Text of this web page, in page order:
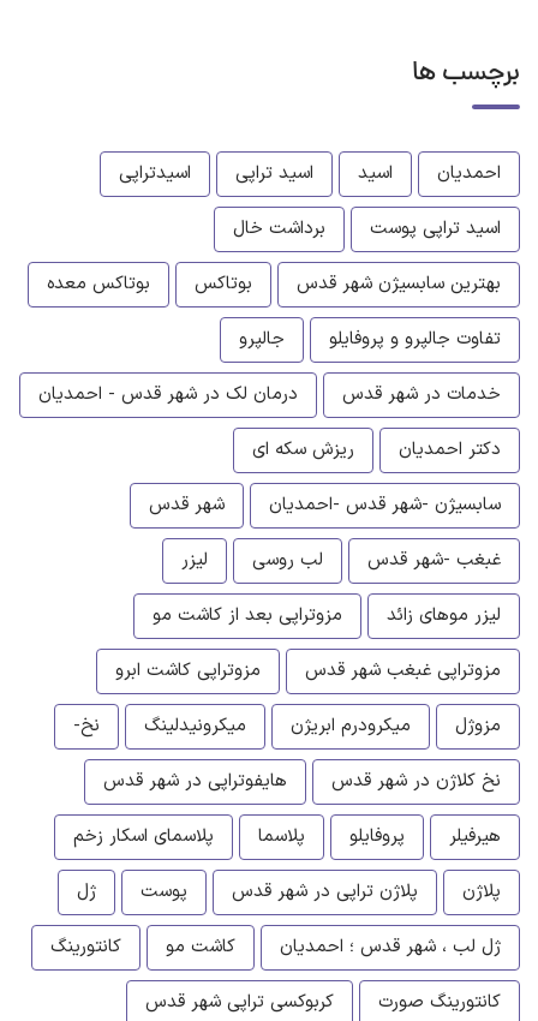
برچسب ها
احمدیان اسید اسید تراپی
اسیدتراپی
اسید تراپی پوست
برداشت خال
بهترین سابسیژن شهر قدس
بوتاکس
بوتاکس معده
تفاوت جالپرو و پروفایلو
جالپرو
خدمات در شهر قدس
درمان لک در شهر قدس - احمدیان
دکتر احمدیان
ریزش سکه ای
سابسیژن -شهر قدس -احمدیان
شهر قدس
غبغب -شهر قدس
لب روسی
لیزر
لیزر موهای زائد
مزوتراپی بعد از کاشت مو
مزوتراپی غبغب شهر قدس
مزوتراپی کاشت ابرو
مزوژل
میکرودرم ابریژن میکرونیدلینگ
نخ-
نخ کلاژن در شهر قدس
هایفوتراپی در شهر قدس
هیرفیلر
پروفایلو پلاسما
پلاسمای اسکار زخم
پلاژن
پلاژن تراپی در شهر قدس پوست
ژل
ژل لب ، شهر قدس ؛ احمدیان
کاشت مو
کانتورینگ
کانتورینگ صورت
کربوکسی تراپی شهر قدس